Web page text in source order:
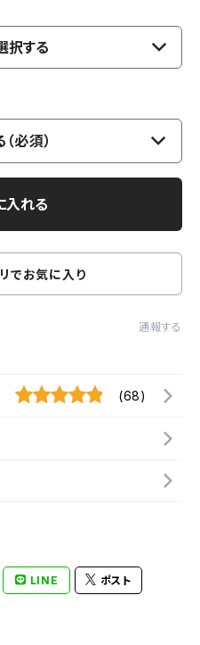
択する
必須）
入れる
でお気に入り
通報する
(68)
LINE ポスト